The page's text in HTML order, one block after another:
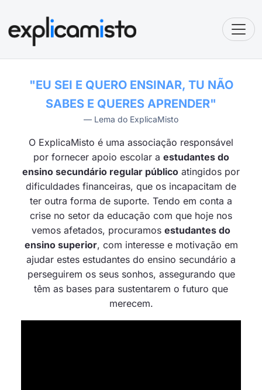
"EU SEI E QUERO ENSINAR, TU NÃO
SABES E QUERES APRENDER"
Lema do ExplicaMisto
O ExplicaMisto é uma associação responsável
por fornecer apoio escolar a estudantes do
ensino secundário regular público atingidos por
dificuldades financeiras, que os incapacitam de
ter outra forma de suporte. Tendo em conta a
crise no setor da educação com que hoje nos
vemos afetados, procuramos estudantes do
ensino superior, com interesse e motivação em
ajudar estes estudantes do ensino secundário a
perseguirem os seus sonhos, assegurando que
têm as bases para sustentarem o futuro que
merecem.